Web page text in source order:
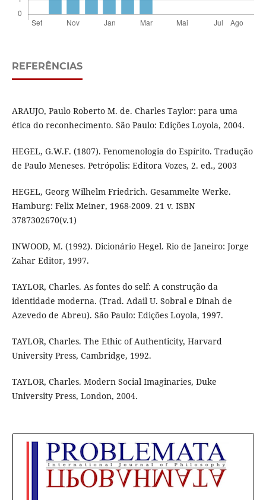
REFERÊNCIAS
ARAUJO, Paulo Roberto M. de. Charles Taylor: para uma
ética do reconhecimento. São Paulo: Edições Loyola, 2004.
HEGEL, G.W.F. (1807). Fenomenologia do Espírito. Tradução
de Paulo Meneses. Petrópolis: Editora Vozes, 2. ed., 2003
HEGEL, Georg Wilhelm Friedrich. Gesammelte Werke.
Hamburg: Felix Meiner, 1968-2009. 21 v. ISBN
3787302670(v.1)
INWOOD, M. (1992). Dicionário Hegel. Rio de Janeiro: Jorge
Zahar Editor, 1997.
TAYLOR, Charles. As fontes do self: A construção da
identidade moderna. (Trad. Adail U. Sobral e Dinah de
Azevedo de Abreu). São Paulo: Edições Loyola, 1997.
TAYLOR, Charles. The Ethic of Authenticity, Harvard
University Press, Cambridge, 1992.
TAYLOR, Charles. Modern Social Imaginaries, Duke
University Press, London, 2004.